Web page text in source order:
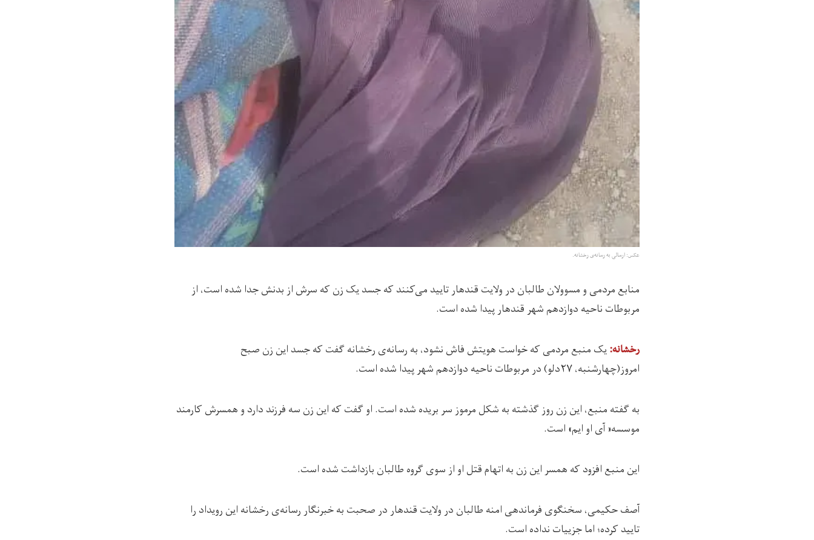
عکس: ارسالی به رسانه‌ی رخشانه.
منابع مردمی و مسوولان طالبان در ولایت قندهار تایید می‌کنند که جسد یک زن که سرش از بدنش جدا شده است، از
مربوطات ناحیه دوازدهم شهر قندهار پیدا شده است.
رخشانه:‌یک منبع مردمی که خواست هویتش فاش نشود، به رسانه‌ی رخشانه گفت که جسد این زن صبح
امروز(چهارشنبه، ۲۷دلو) در مربوطات ناحیه دوازدهم شهر پیدا شده است.
به گفته منبع،‌ این زن روز گذشته به شکل مرموز سر بریده شده است. او گفت که این زن سه فرزند دارد و همسرش کارمند
موسسه« آی او ایم» است.
این منبع افزود که همسر این زن به اتهام قتل او از سوی گروه طالبان بازداشت شده است.
آصف حکیمی، سخنگوی فرماندهی امنه طالبان در ولایت قندهار در صحبت به خبرنگار رسانه‌ی رخشانه این رویداد را
تایید کرده؛ اما جزییات نداده است.